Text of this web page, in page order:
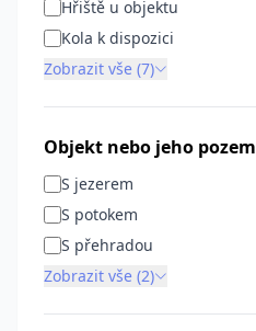
Hřiště u objektu
Kola k dispozici
Zobrazit vše (7)
Objekt nebo jeho
S jezerem
S potokem
S přehradou
Zobrazit vše (2)